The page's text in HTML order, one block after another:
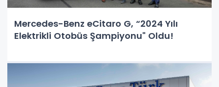
Mercedes-Benz eCitaro G, “2024 Yılı
Elektrikli Otobüs Şampiyonu" Oldu!